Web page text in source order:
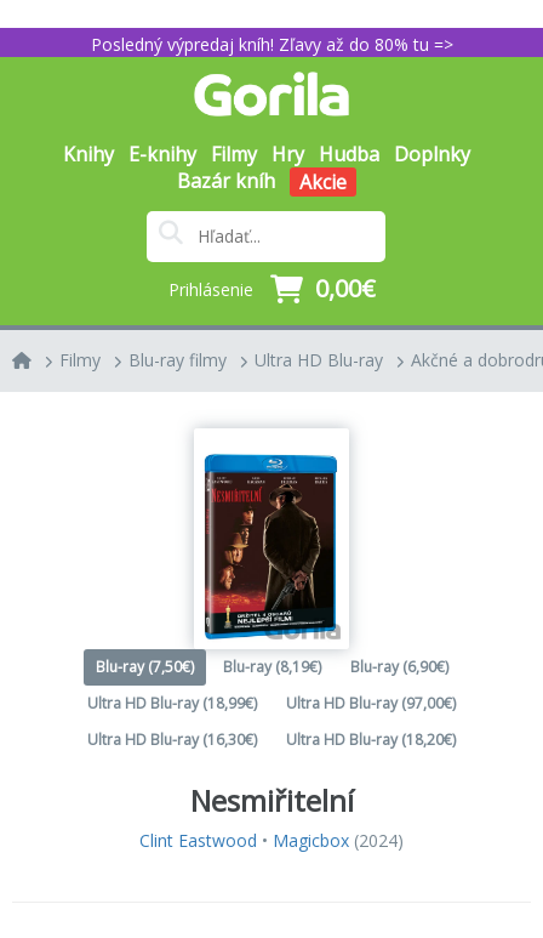
Posledný výpredaj kníh! Zľavy až do 80% tu =>
Knihy E-knihy Filmy Hry Hudba Doplnky
Bazár kníh
Akcie
Prihlásenie 0,00€
Filmy Blu-ray filmy Ultra HD Blu-ray Akčné a
Blu-ray (7,50€) Blu-ray (8,19€)
Blu-ray (6,90€)
Ultra HD Blu-ray (18,99€)
Ultra HD Blu-ray (97,00€)
Ultra HD Blu-ray (16,30€)
Ultra HD Blu-ray (18,20€)
Nesmiřitelní
Clint Eastwood • Magicbox (2024)